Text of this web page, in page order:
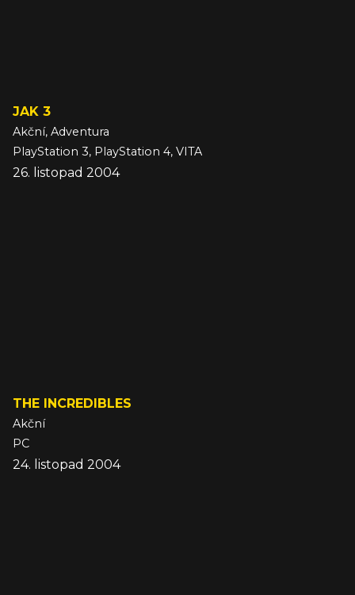
JAK 3
Akční, Adventura
PlayStation 3, PlayStation 4, VITA
26. listopad 2004
THE INCREDIBLES
Akční
PC
24. listopad 2004